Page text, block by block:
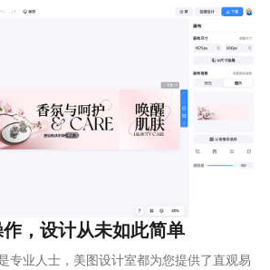
，设计从未如此简单
专业人士，美图设计室都为您提供了直观易